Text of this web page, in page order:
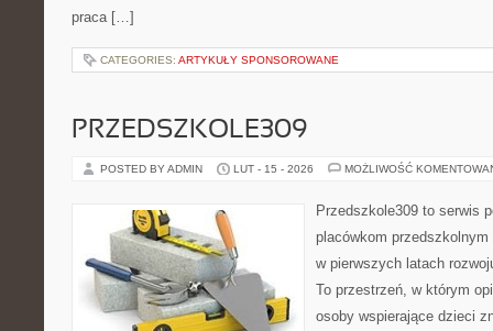
praca […]
CATEGORIES: ARTYKUŁY SPONSOROWANE
PRZEDSZKOLE309
POSTED BY ADMIN LUT - 15 - 2026 MOŻLIWOŚĆ
Przedszkole309 to serwis
placówkom
w pierwszych latach
To przestrzeń, w którym
osoby wspierające dzieci